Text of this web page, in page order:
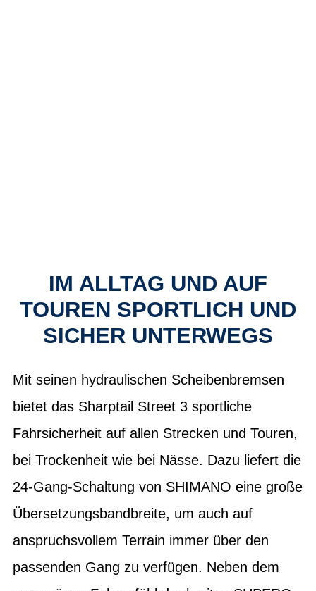
IM ALLTAG UND AUF
TOUREN SPORTLICH UND
SICHER UNTERWEGS
Mit seinen hydraulischen Scheibenbremsen
bietet das Sharptail Street 3 sportliche
Fahrsicherheit auf allen Strecken und Touren,
bei Trockenheit wie bei Nässe. Dazu liefert die
24-Gang-Schaltung von SHIMANO eine große
Übersetzungsbandbreite, um auch auf
anspruchsvollem Terrain immer über den
passenden Gang zu verfügen. Neben dem